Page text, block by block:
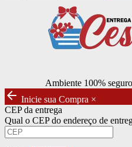
Ambiente 100% seguro
arrow_back Inicie sua Compra ×
CEP da entrega
Qual o CEP do endereço de